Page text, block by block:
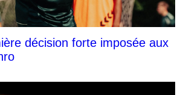
décision forte imposée aux